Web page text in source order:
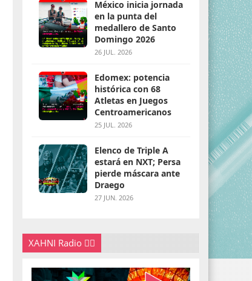
México inicia jornada
en la punta del
medallero de Santo
Domingo 2026
26 JUL. 2026
Edomex: potencia
histórica con 68
Atletas en Juegos
Centroamericanos
25 JUL. 2026
Elenco de Triple A
estará en NXT; Persa
pierde máscara ante
Draego
27 JUN. 2026
XAHNI Radio 👇🏽